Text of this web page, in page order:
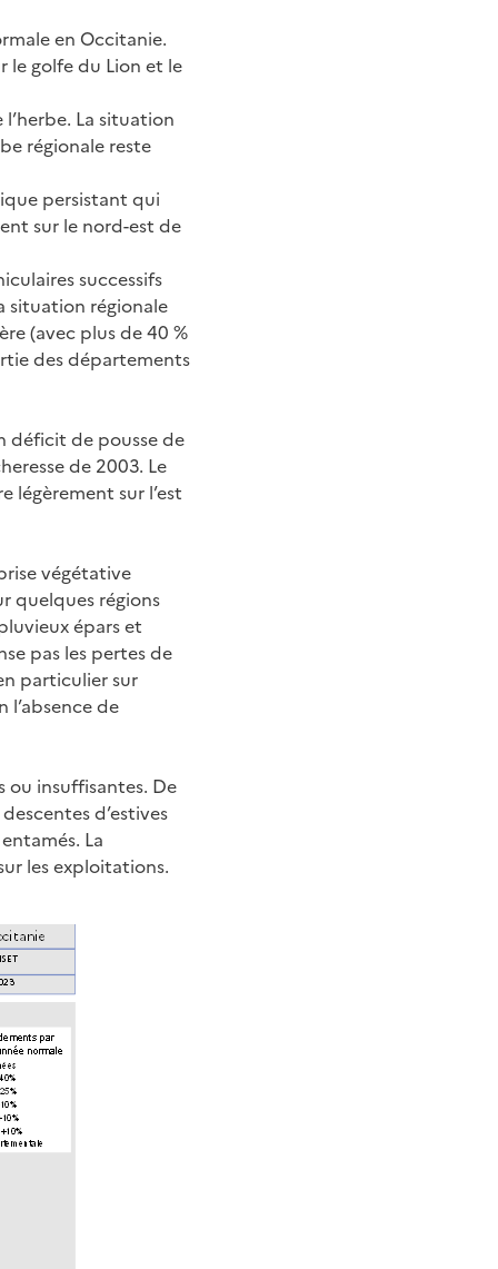
en Occitanie.
le golfe du Lion et le
La situation
régionale reste
persistant qui
sur le nord-est de
successifs
situation régionale
(avec plus de 40 %
des départements
déficit de pousse de
de 2003. Le
légèrement sur l’est
végétative
quelques régions
épars et
pas les pertes de
particulier sur
l’absence de
ou insuffisantes. De
d’estives
La
les exploitations.